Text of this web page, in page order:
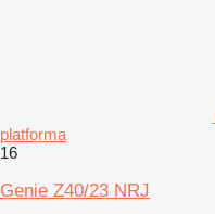
platforma
16
Genie Z40/23 NRJ